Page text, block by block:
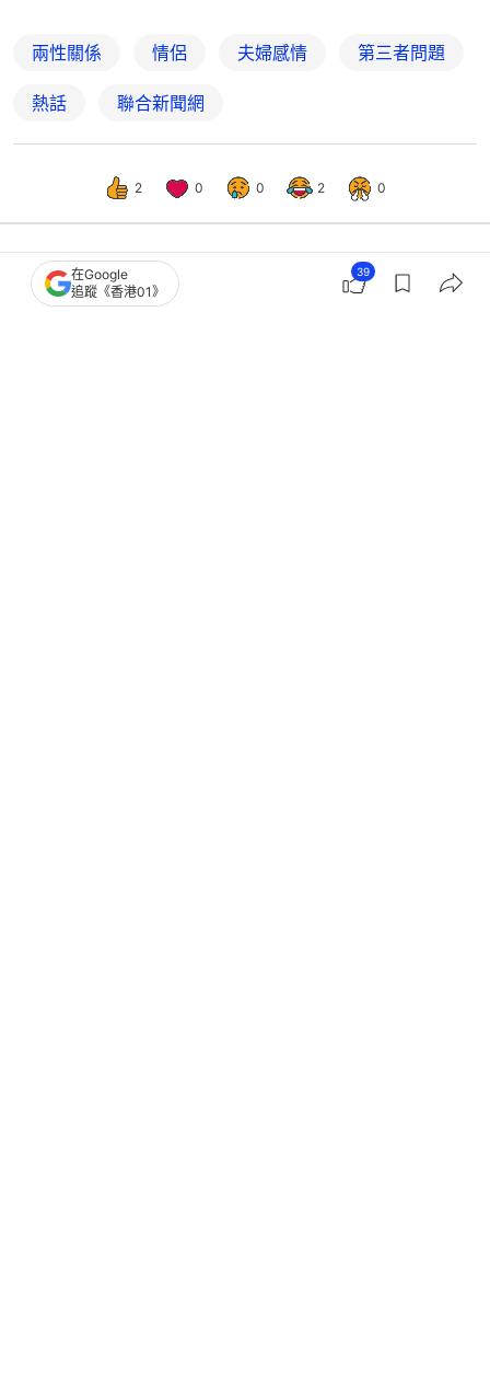
兩性關係 情侶 夫婦感情 第三者問題
熱話 聯合新聞網
2 0 0 2 0
熱話 開罐
在Google
追蹤《香港01》
39